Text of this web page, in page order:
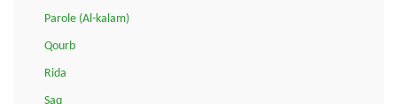
Parole (Al-kalam)
Qourb
Rida
Saq